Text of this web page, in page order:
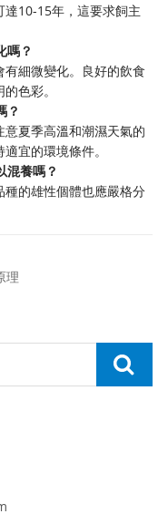
10-15年，這要求飼主
嗎？
細微變化。良好的飲食
色彩。
？
夏季高溫和潮濕天氣的
宜的環境條件。
混養嗎？
的雄性個體也應嚴格分
理